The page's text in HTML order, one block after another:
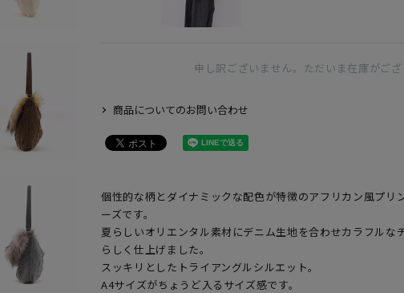
申し訳ございません。ただいま在庫がござ
商品についてのお問い合わせ
個性的な柄とダイナミックな配色が特徴のアフリカン風プリ
ーズです。
夏らしいオリエンタル素材にデニム生地を合わせカラフルな
らしく仕上げました。
スッキリとしたトライアングルシルエット。
A4サイズがちょうど入るサイズ感です。